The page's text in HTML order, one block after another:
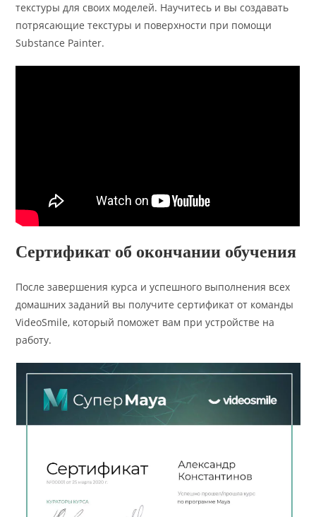
текстуры для своих моделей. Научитесь и вы создавать
потрясающие текстуры и поверхности при помощи
Substance Painter.
Сертификат об окончании обучения
После завершения курса и успешного выполнения всех
домашних заданий вы получите сертификат от команды
VideoSmile, который поможет вам при устройстве на
работу.